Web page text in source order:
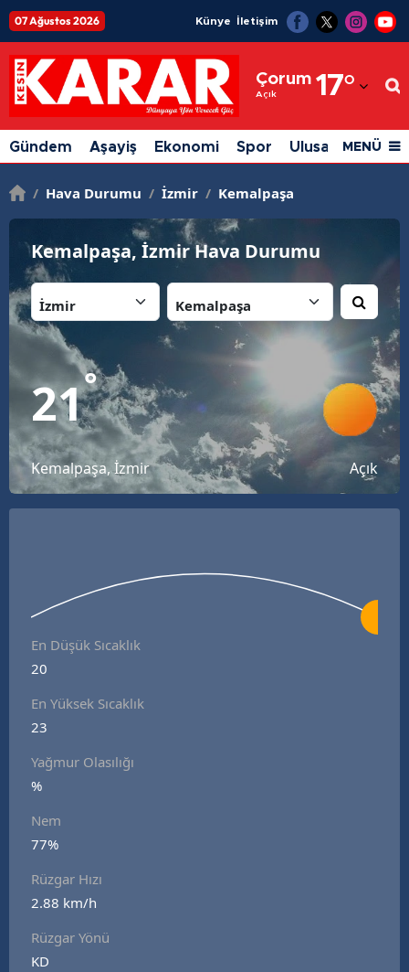
07 Ağustos 2026 Künye İletişim
Çorum
Açık 17°
Adıyaman
Afyonkarahisar
Ağrı
Amasya
Antalya
Artvin
Balıkesir
Bilecik
Bingöl
Bitlis
Burdur
Gündem Aşayiş Ekonomi Spor Ulusal Siyaset
MENÜ
/ Hava Durumu / İzmir / Kemalpaşa
Kemalpaşa, İzmir Hava Durumu
21°
Kemalpaşa, İzmir Açık
En Düşük Sıcaklık
20
En Yüksek Sıcaklık
23
Yağmur Olasılığı
%
Nem
77%
Rüzgar Hızı
2.88 km/h
Rüzgar Yönü
KD